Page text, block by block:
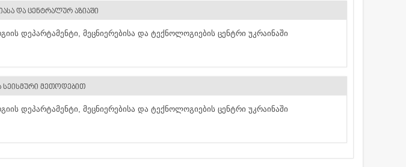
ᲓᲐ ᲪᲔᲜᲢᲠᲐᲚᲣᲠ ᲐᲖᲘᲐᲨᲘ
დეპარტამენტი, მეცნიერებისა და ტექნოლოგიების ცენტრი უკრაინაში
ᲡᲔᲘᲡᲛᲣᲠᲘ ᲛᲔᲗᲝᲓᲔᲑᲘᲗ
დეპარტამენტი, მეცნიერებისა და ტექნოლოგიების ცენტრი უკრაინაში